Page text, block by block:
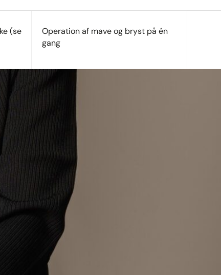
(se
Operation af mave og bryst på én
gang